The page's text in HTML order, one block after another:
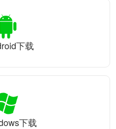
下载
下载